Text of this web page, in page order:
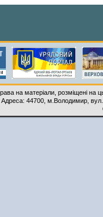
на матеріали, розміщені на
Адреса: 44700, м.Володимир,